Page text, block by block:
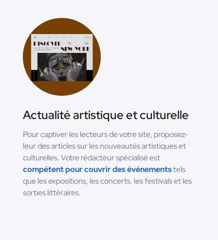
Actualité artistique et culturelle
Pour captiver les lecteurs de votre site, proposez-
leur des articles sur les nouveautés artistiques et
culturelles. Votre rédacteur spécialisé est
compétent pour couvrir des événementstels
que les expositions, les concerts, les festivals et les
sorties littéraires.